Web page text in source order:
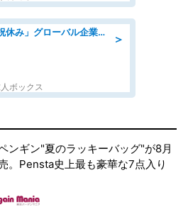
＞
9月開始/「土日祝休み」グローバル企業での産業保健のお仕事/保健師/高時給/残業なし/服装自由
ボックス
ンギン"夏のラッキーバッグ"が8月
。Pensta史上最も豪華な7点入り